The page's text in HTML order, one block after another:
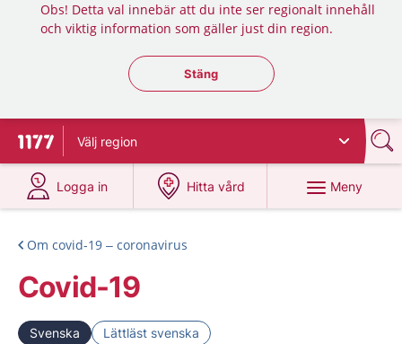
Obs! Detta val innebär att du inte ser regionalt innehåll
och viktig information som gäller just din region.
Stäng regionsväljaren
Stäng
Till startsidan för 1177
Välj region
Logga in
på 1177.se
Hitta vård
på 1177.se
Meny
Om covid-19 – coronavirus
Covid-19
Svenska Lättläst svenska